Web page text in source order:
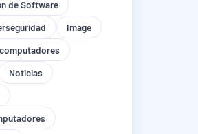
de Software
Image
Noticias